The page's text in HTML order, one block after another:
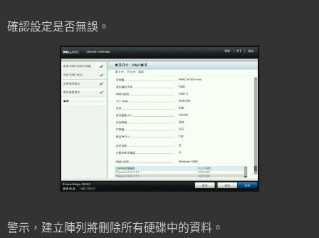
確認設定是否無誤。
警示，建立陣列將刪除所有硬碟中的資料。